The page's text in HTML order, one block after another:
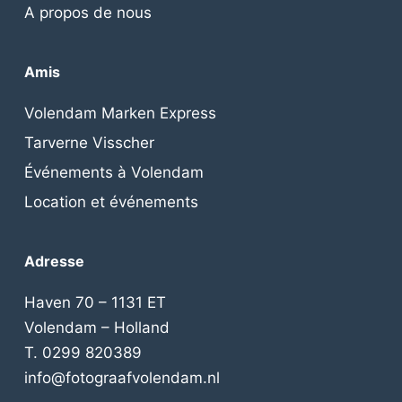
A propos de nous
Amis
Volendam Marken Express
Tarverne Visscher
Événements à Volendam
Location et événements
Adresse
Haven 70 – 1131 ET
Volendam – Holland
T. 0299 820389
info@fotograafvolendam.nl